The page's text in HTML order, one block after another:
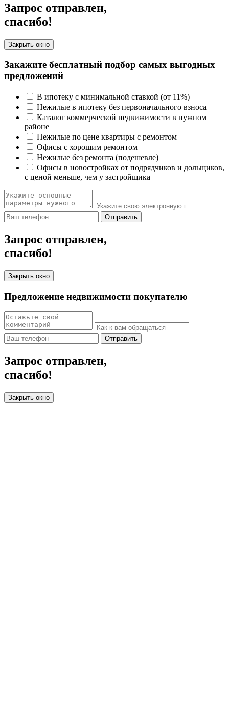
Запрос отправлен,
спасибо!
Закрыть окно
Закажите бесплатный подбор самых выгодных
предложений
В ипотеку с минимальной ставкой (от 11%)
Нежилые в ипотеку без первоначального взноса
Каталог коммерческой недвижимости в нужном
районе
Нежилые по цене квартиры с ремонтом
Офисы с хорошим ремонтом
Нежилые без ремонта (подешевле)
Офисы в новостройках от подрядчиков и дольщиков,
с ценой меньше, чем у застройщика
Отправить
Запрос отправлен,
спасибо!
Закрыть окно
Предложение недвижимости покупателю
Отправить
Запрос отправлен,
спасибо!
Закрыть окно